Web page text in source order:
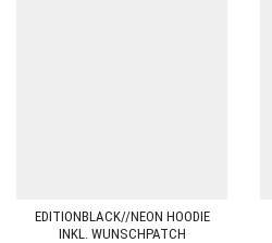
EDITIONBLACK//NEON HOODIE
INKL. WUNSCHPATCH